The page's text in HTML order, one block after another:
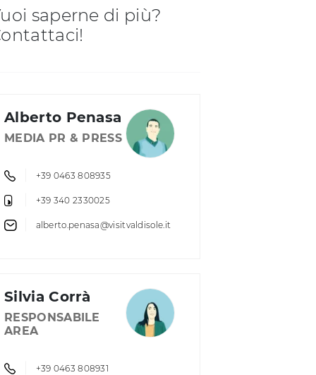
saperne di più?
Alberto Penasa
MEDIA PR & PRESS
+39 0463 808935
+39 340 2330025
alberto.penasa@visitvaldisole.it
Silvia Corrà
RESPONSABILE
AREA
+39 0463 808931